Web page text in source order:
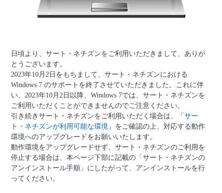
日頃より、サート・ネチズンをご利用いただきまして、ありが
とうございます。
2023年10月2日をもちまして、サート・ネチズンにおける
Windows 7 のサポートを終了させていただきました。これに伴
い、2023年10月2日以降、Windows 7では、サート・ネチズンを
ご利用いただくことができませんのでご注意ください。
引き続きサート・ネチズンをご利用いただく場合は、「サー
ト・ネチズンが利用可能な環境 」をご確認の上、対応する動作
環境へのアップグレードをお願いいたします。
動作環境をアップグレードせず、サート・ネチズンのご利用を
停止する場合は、本ページ下部に記載の「サート・ネチズンの
アンインストール手順」にしたがって、アンインストールを行
ってください。